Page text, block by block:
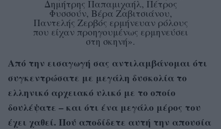
Δημήτρης Παπαμιχαήλ, Πέτρος
Φυσσούν, Βέρα Ζαβιτσιάνου,
Παντελής Ζερβός ερμήνευαν ρόλους
που είχαν προηγουμένως ερμηνεύσει
στη σκηνή».
Από την εισαγωγή σας αντιλαμβάνομαι ότι
συγκεντρώσατε με μεγάλη δυσκολία το
ελληνικό αρχειακό υλικό με το οποίο
δουλέψατε – και ότι ένα μεγάλο μέρος του
έχει χαθεί. Πού αποδίδετε αυτή την απουσία